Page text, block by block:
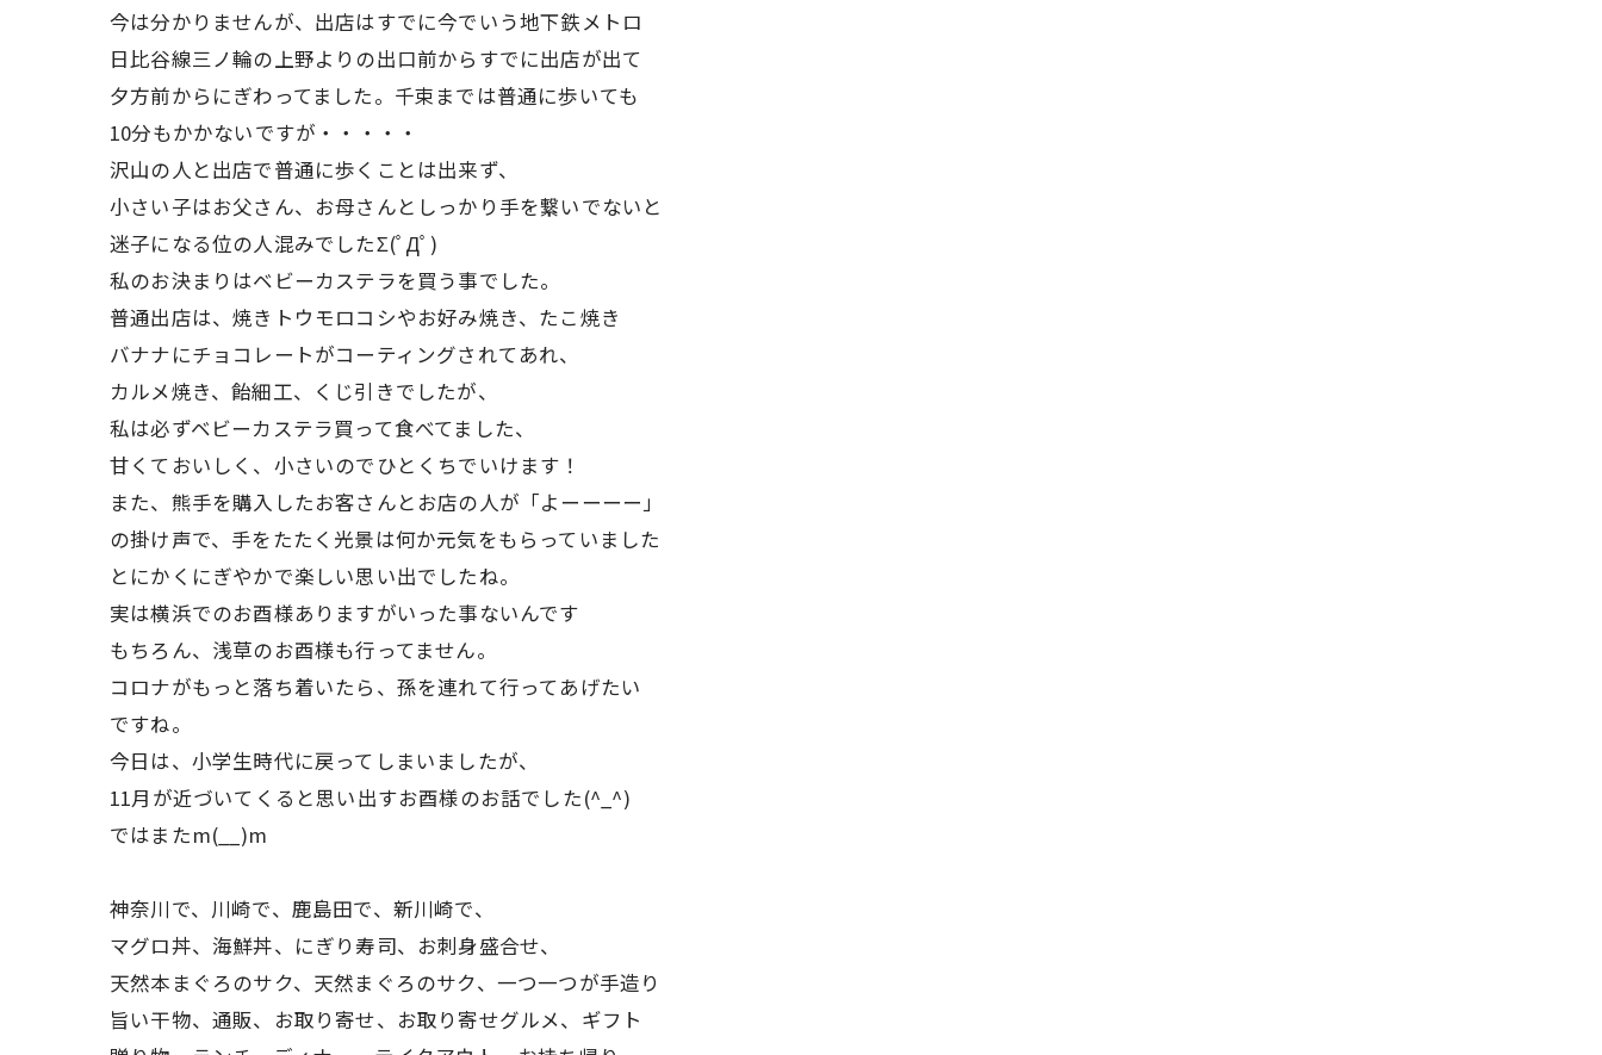
今は分かりませんが、出店はすでに今でいう地下鉄メトロ
日比谷線三ノ輪の上野よりの出口前からすでに出店が出て
夕方前からにぎわってました。千束までは普通に歩いても
10分もかかないですが・・・・・
沢山の人と出店で普通に歩くことは出来ず、
小さい子はお父さん、お母さんとしっかり手を繋いでないと
迷子になる位の人混みでしたΣ(ﾟДﾟ)
私のお決まりはベビーカステラを買う事でした。
普通出店は、焼きトウモロコシやお好み焼き、たこ焼き
バナナにチョコレートがコーティングされてあれ、
カルメ焼き、飴細工、くじ引きでしたが、
私は必ずベビーカステラ買って食べてました、
甘くておいしく、小さいのでひとくちでいけます！
また、熊手を購入したお客さんとお店の人が「よーーーー」
の掛け声で、手をたたく光景は何か元気をもらっていました
とにかくにぎやかで楽しい思い出でしたね。
実は横浜でのお酉様ありますがいった事ないんです
もちろん、浅草のお酉様も行ってません。
コロナがもっと落ち着いたら、孫を連れて行ってあげたい
ですね。
今日は、小学生時代に戻ってしまいましたが、
11月が近づいてくると思い出すお酉様のお話でした(^_^)
ではまたm(__)m
神奈川で、川崎で、鹿島田で、新川崎で、
マグロ丼、海鮮丼、にぎり寿司、お刺身盛合せ、
天然本まぐろのサク、天然まぐろのサク、一つ一つが手造り
旨い干物、通販、お取り寄せ、お取り寄せグルメ、ギフト